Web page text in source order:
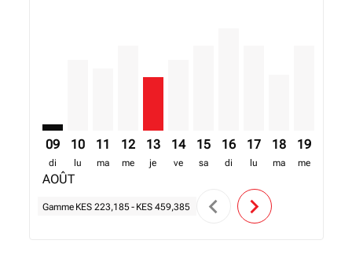
09
di
AOÛT
10
lu
11
ma
12
me
13
je
14
ve
15
sa
16
di
17
lu
18
ma
19
me
Gamme KES 223,185- KES 459,385 chevron_left chevron_right